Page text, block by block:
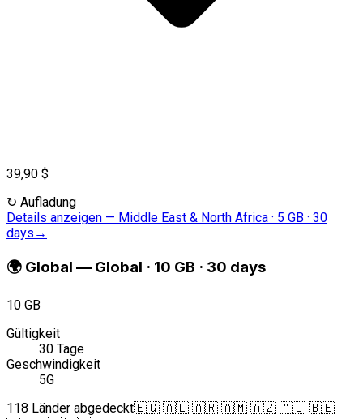
39,90 $
↻ Aufladung
Details anzeigen — Middle East & North Africa · 5 GB · 30
days →
🌍 Global — Global · 10 GB · 30 days
10 GB
Gültigkeit
30 Tage
Geschwindigkeit
5G
118 Länder abgedeckt🇪🇬 🇦🇱 🇦🇷 🇦🇲 🇦🇿 🇦🇺 🇧🇪